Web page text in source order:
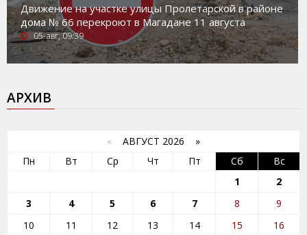
Движение на участке улицы Пролетарской в районе
дома № 66 перекроют в Магадане 11 августа
05-авг, 09:39
АРХИВ
« АВГУСТ 2026 »
Пн
Вт Ср Чт Пт Сб
Вс
1
2
3
4 5 6 7 8
9
10
11 12 13 14 15
16